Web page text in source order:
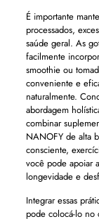
É importante
processados,
saúde geral. As
facilmente
smoothie ou
conveniente e
naturalmente.
abordagem
combinar
NANOFY de alta
consciente,
você pode apoiar
longevidade e
Integrar essas
pode colocá-lo no